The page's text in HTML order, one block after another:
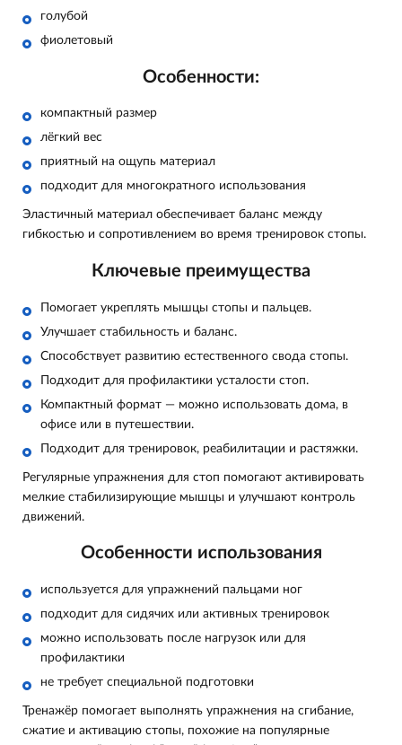
голубой
фиолетовый
Особенности:
компактный размер
лёгкий вес
приятный на ощупь материал
подходит для многократного использования
Эластичный материал обеспечивает баланс между
гибкостью и сопротивлением во время тренировок стопы.
Ключевые преимущества
Помогает укреплять мышцы стопы и пальцев.
Улучшает стабильность и баланс.
Способствует развитию естественного свода стопы.
Подходит для профилактики усталости стоп.
Компактный формат — можно использовать дома, в
офисе или в путешествии.
Подходит для тренировок, реабилитации и растяжки.
Регулярные упражнения для стоп помогают активировать
мелкие стабилизирующие мышцы и улучшают контроль
движений.
Особенности использования
используется для упражнений пальцами ног
подходит для сидячих или активных тренировок
можно использовать после нагрузок или для
профилактики
не требует специальной подготовки
Тренажёр помогает выполнять упражнения на сгибание,
сжатие и активацию стопы, похожие на популярные